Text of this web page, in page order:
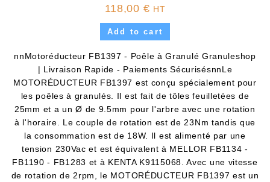
118,00 € HT
Add to cart
nnMotoréducteur FB1397 - Poêle à Granulé Granuleshop
| Livraison Rapide - Paiements SécurisésnnLe
MOTORÉDUCTEUR FB1397 est conçu spécialement pour
les poêles à granulés. Il est fait de tôles feuilletées de
25mm et a un Ø de 9.5mm pour l'arbre avec une rotation
à l'horaire. Le couple de rotation est de 23Nm tandis que
la consommation est de 18W. Il est alimenté par une
tension 230Vac et est équivalent à MELLOR FB1134 -
FB1190 - FB1283 et à KENTA K9115068. Avec une vitesse
de rotation de 2rpm, le MOTORÉDUCTEUR FB1397 est un